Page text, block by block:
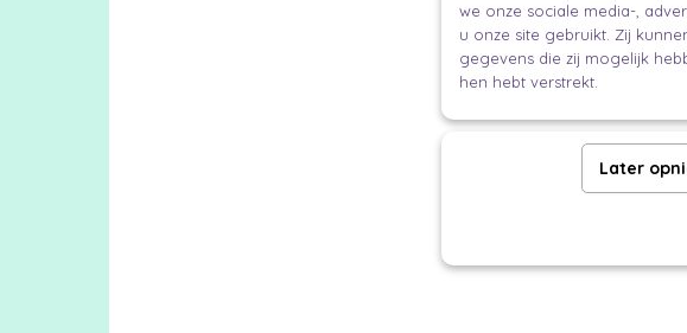
Design:
???? Stuur
we onze sociale media-,
u onze site gebruikt. Zij
gegevens die zij mogelijk
hen hebt verstrekt.
Later